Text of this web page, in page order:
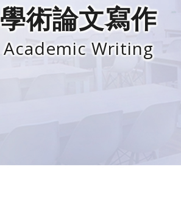
學術論文寫作
Academic Writing